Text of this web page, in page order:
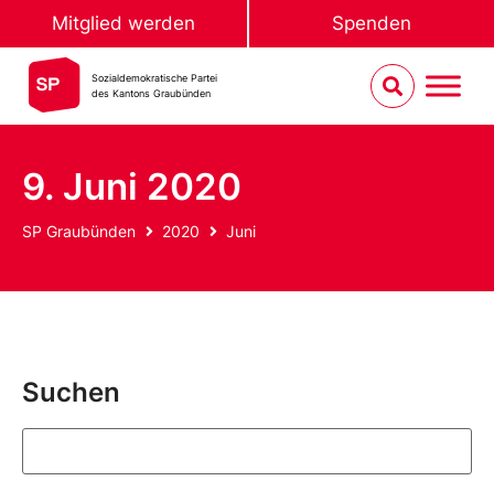
Mitglied werden Spenden
Sozialdemokratische Partei
des Kantons Graubünden
9. Juni 2020
SP Graubünden 2020 Juni
Suchen